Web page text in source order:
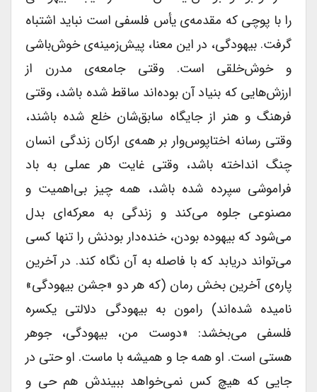
را با پوچی که مقدمه‌ی یأس فلسفی است نباید اشتباه
گرفت. بیهودگی، در این معنا، پیش‌زمینه‌ی خوش‌باشی
و خوش‌خلقی است. وقتی جامعه‌ی مدرن از
ارزش‌هایی که بنیاد آن بوده‌اند ساقط شده باشد، وقتی
فرهنگ و هنر از جایگاه سابق‌شان خلع شده باشند،
وقتی رسانه اختاپوس‌وار بر همه‌ی ارکان زندگی انسان
چنگ انداخته باشد، وقتی غایت هر عملی به باد
فراموشی سپرده شده باشد، همه چیز بی‌اهمیت و
مصنوعی جلوه می‌کند و زندگی به معرکه‌ای بدل
می‌شود که بیهوده بودن، خنده‌دار بودنش را تنها کسی
می‌تواند دریابد که با فاصله به آن نگاه کند. در آخرین
پاره‌ی آخرین بخش رمان (که هر دو «جشن بیهودگی»
نامیده شده‌اند) رامون به بیهودگی دلالتی یکسره
فلسفی می‌بخشد: «دوست من، بیهودگی، جوهر
هستی است. او همه جا و همیشه با ماست. او حتی در
جایی که هیچ کس نمی‌خواهد ببیندش هم حی و